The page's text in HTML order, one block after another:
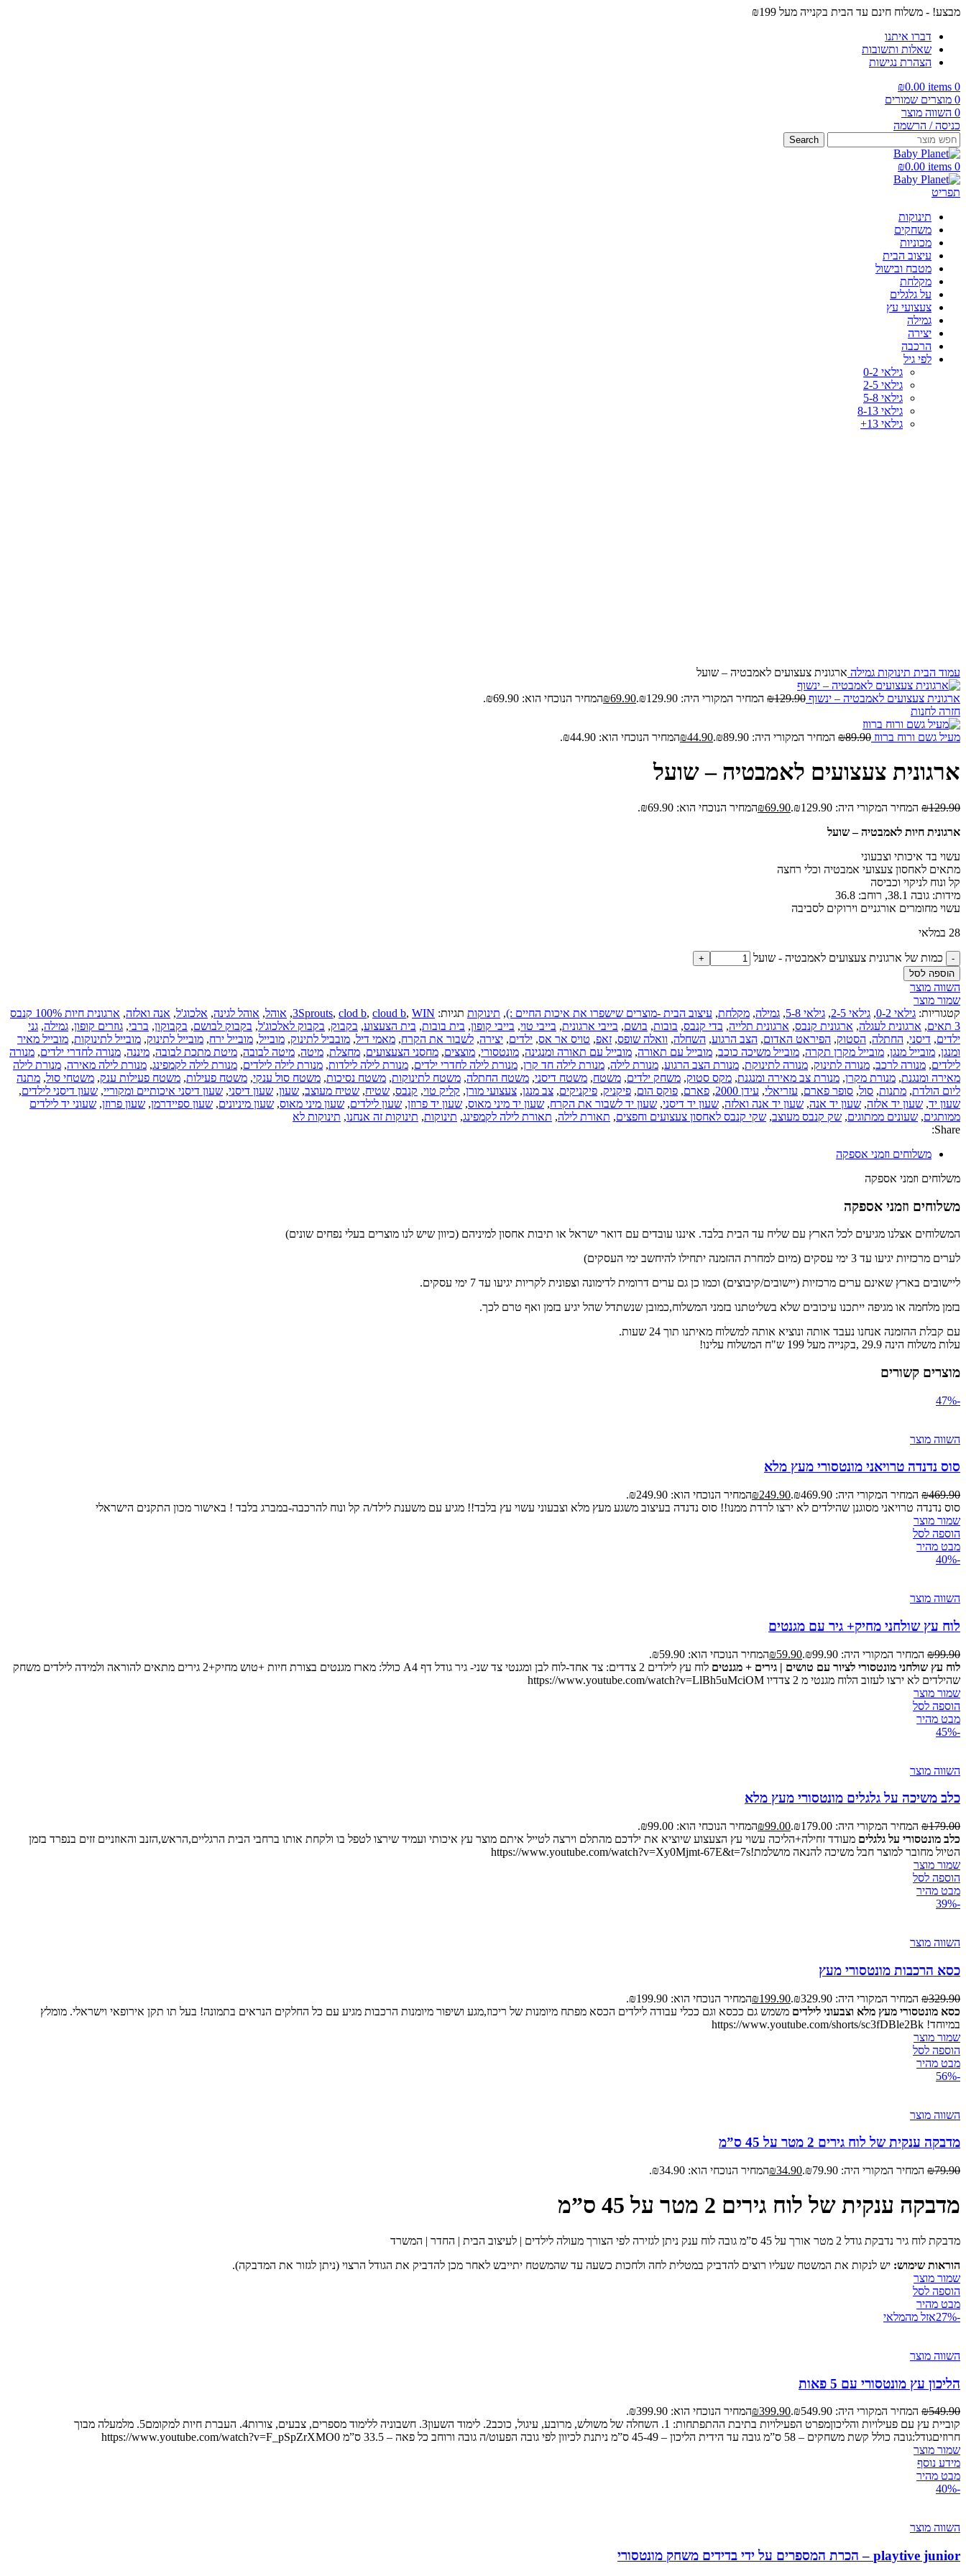
מבצע! - משלוח חינם עד הבית בקנייה מעל ₪199
דברו איתנו
שאלות ותשובות
הצהרת נגישות
0
items
₪0.00
0 מוצרים שמורים
0 השווה מוצר
כניסה / הרשמה
Search
0
items
₪0.00
תפריט
תינוקות
משחקים
מכוניות
עיצוב הבית
מטבח ובישול
מקלחת
על גלגלים
צעצועי עץ
גמילה
יצירה
הרכבה
לפי גיל
גילאי 0-2
גילאי 2-5
גילאי 5-8
גילאי 8-13
גילאי 13+
עמוד הבית תינוקות גמילה ארגונית צעצועים לאמבטיה – שועל
ארגונית צעצועים לאמבטיה – ינשוף ₪129.90 המחיר המקורי היה: ₪129.90. ₪69.90
המחיר הנוכחי הוא: ₪69.90.
חזרה לחנות
מעיל גשם ורוח ברווז ₪89.90 המחיר המקורי היה: ₪89.90. ₪44.90 המחיר הנוכחי הוא: ₪44.90.
ארגונית צעצועים לאמבטיה – שועל
₪129.90 המחיר המקורי היה: ₪129.90. ₪69.90
המחיר הנוכחי הוא: ₪69.90.
ארגונית חיות לאמבטיה – שועל
עשוי בד איכותי וצבעוני
מתאים לאחסון צעצועי אמבטיה וכלי רחצה
קל ונוח לניקוי וכביסה
מידות: גובה 38.1, רוחב: 36.8
עשוי מחומרים אורגניים וירוקים לסביבה
28 במלאי
כמות של ארגונית צעצועים לאמבטיה - שועל
הוספה לסל
השווה מוצר
שמור מוצר
קטגוריות: גילאי 0-2 , גילאי 2-5 , גילאי 5-8 , גמילה, מקלחת, עיצוב הבית -מוצרים שישפרו את איכות החיים :), תינוקות תגיות: 3Sprouts, clod b, cloud b, WIN
, אוהל, אוהל לגינה, אלכוג'ל, אנה ואלזה,
ארגונית חיות 100% קנבס
3 תאים
, ארגונית לעגלה, ארגונית קנבס, ארגונית תלייה, בדי קנבס, בובות, בושם, בייבי ארגונית, בייבי טוי, בייבי קופון, בית בובות, בית הצעצוע, בקבוק, בקבוק לאלכוג'ל, בקבוק לבושם, בקבוקון, ברבי, גוזרים קופון, גמילה, גני
ילדים, דיסני, החתלה, הסטוק, הפיראט האדום, הצב הרגוע, השחלה, וואלה שופס, זאפ, טויס אר אס, ילדים, יצירה, לשבור את הקרח, מאמי דיל, מובביל לתינוק, מובייל, מובייל ירח, מובייל לתינוק, מובייל לתינוקות, מובייל מאיר
ומנגן, מובייל מנגן, מובייל מקרן תקרה, מובייל משיכה כוכב, מובייל עם תאורה, מובייל עם תאורה ומנגינה, מונטסורי, מוצצים, מחסני הצעצועים, מחצלת, מיטה, מיטה לבובה, מיטת מתכת לבובה, מיננה, מנורה לחדרי ילדים, מנורה
לילדים, מנורה לרכב, מנורה לתינוק, מנורה לתינוקת, מנורת הצב הרגוע, מנורת לילה, מנורת לילה חד קרן, מנורת לילה לחדרי ילדים, מנורת לילה לילדות, מנורת לילה לילדים, מנורת לילה לקמפינג, מנורת לילה מאירה, מנורת לילה
מאירה ומנגנת, מנורת מקרן, מנורת צב מאירה ומנגנת, מקס סטוק, משחק ילדים, משטח, משטח דיסני, משטח החתלה, משטח לתינוקות, משטח נסיכות, משטח סול ענקי, משטח פעילות, משטח פעילות ענק, משטחי סול, מתנה
ליום הולדת, מתנות, סול, סופר פארם, עזריאלי, עידן 2000 , פארם, פוקס הום, פיקניק, פיקניקים, צב מנגן, צעצועי מורן, קליק טוי, קנבס, שטיח, שטיח מעוצב, שעון, שעון דיסני, שעון דיסני איכותיים ומקוריי, שעון דיסני לילדים,
שעון יד, שעון יד אלזה, שעון יד אנה, שעון יד אנה ואלזה, שעון יד דיסני, שעון יד לשבור את הקרח, שעון יד מיני מאוס, שעון יד פרוזן, שעון לילדים, שעון מיני מאוס, שעון מיניונים, שעון ספיידרמן, שעון פרוזן, שעוני יד לילדים
ממותגים, שעונים ממתוגים, שק קנבס מעוצב, שקי קנבס לאחסון צעצועים וחפצים, תאורת לילה, תאורת לילה לקמפינג, תינוקות, תינוקות זה אנחנו, תינוקות לא
Share:
משלוחים וזמני אספקה
משלוחים וזמני אספקה
משלוחים וזמני אספקה
המשלוחים אצלנו מגיעים לכל הארץ עם שליח עד הבית בלבד. איננו עובדים עם דואר ישראל או תיבות אחסון למיניהם (כיוון שיש לנו מוצרים בעלי נפחים שונים)
לערים מרכזיות יגיעו עד 3 ימי עסקים (מיום למחרת ההזמנה יתחילו להיחשב ימי העסקים)
ליישובים בארץ שאינם ערים מרכזיות (יישובים/קיבוצים) וכמו כן גם ערים דרומית לדימונה וצפונית לקריות יגיעו עד 7 ימי עסקים.
בזמן מלחמה או מגיפה ייתכנו עיכובים שלא בשליטתנו בזמני המשלוח,כמובן שנשתדל שהל יגיע בזמן ואף טרם לכך.
עם קבלת ההזמנה אנחנו נעבד אותה ונוציא אותה למשלוח מאיתנו תוך 24 שעות.
עלות משלוח הינה 29.9 ,בקנייה מעל 199 ש"ח המשלוח עלינו!
מוצרים קשורים
-47%
השווה מוצר
סוס נדנדה טרויאני מונטסורי מעץ מלא
₪469.90 המחיר המקורי היה: ₪469.90. ₪249.90
המחיר הנוכחי הוא: ₪249.90.
סוס נדנדה טרויאני מסוגנן שהילדים לא ירצו לרדת ממנו!! סוס נדנדה בעיצוב משגע מעץ מלא וצבעוני עשוי עץ בלבד!! מגיע עם משענת לילד/ה קל ונוח להרכבה-במברג בלבד ! באישור מכון התקנים הישראלי
שמור מוצר
הוספה לסל
מבט מהיר
-40%
השווה מוצר
לוח עץ שולחני מחיק+ גיר עם מגנטים
₪99.90 המחיר המקורי היה: ₪99.90. ₪59.90
המחיר הנוכחי הוא: ₪59.90.
לוח עץ שולחני מונטסורי לציור עם טושים | גירים + מגנטים
לוח עץ לילדים 2 צדדים: צד אחד-לוח לבן ומגנטי צד שני- גיר גודל דף A4 כולל: מארז מגנטים בצורת חיות +טוש מחיק+2 גירים מתאים להוראה ולמידה לילדים משחק
שהילדים לא ירצו לעזוב הלוח מגנטי מ 2 צדדיו https://www.youtube.com/watch?v=LlBh5uMciOM
שמור מוצר
הוספה לסל
מבט מהיר
-45%
השווה מוצר
כלב משיכה על גלגלים מונטסורי מעץ מלא
₪179.00 המחיר המקורי היה: ₪179.00. ₪99.00
המחיר הנוכחי הוא: ₪99.00.
כלב מונטסורי על גלגלים מעודד זחילה+הליכה עשוי עץ הצעצוע שיוציא את ילדכם מהתלם וירצה לטייל איתם מוצר עץ איכותי ועמיד שירצו לטפל בו ולקחת אותו ברחבי הבית הרגליים,הראש,הזנב והאוזניים זזים בנפרד בזמן
הטיול מחובר למוצר חבל משיכה להנאה מושלמת!https://www.youtube.com/watch?v=Xy0Mjmt-67E&t=7s
שמור מוצר
הוספה לסל
מבט מהיר
-39%
השווה מוצר
כסא הרכבות מונטסורי מעץ
₪329.90 המחיר המקורי היה: ₪329.90. ₪199.90
המחיר הנוכחי הוא: ₪199.90.
כסא מונטסורי מעץ מלא וצבעוני לילדים משמש גם ככסא וגם ככלי עבודה לילדים הכסא מפתח מיומנות של ריכוז,מגע ושיפור מיומנות הרכבות מגיע עם כל החלקים הנראים בתמונה! בעל תו תקן אירופאי וישראלי. מומלץ
במיוחד! https://www.youtube.com/shorts/sc3fDBle2Bk
שמור מוצר
הוספה לסל
מבט מהיר
-56%
השווה מוצר
מדבקה ענקית של לוח גירים 2 מטר על 45 ס”מ
₪79.90 המחיר המקורי היה: ₪79.90. ₪34.90 המחיר הנוכחי הוא: ₪34.90.
מדבקה ענקית של לוח גירים 2 מטר על 45 ס”מ
מדבקת לוח גיר נדבקת גודל 2 מטר אורך על 45 ס”מ גובה לוח ענק ניתן לגזירה לפי הצורך מעולה לילדים | לעיצוב הבית | החדר | המשרד
הוראות שימוש: יש לנקות את המשטח שעליו רוצים להדביק במטלית לחה ולחכות כשעה עד שהמשטח יתייבש לאחר מכן להדביק את הגודל הרצוי (ניתן לגזור את המדבקה).
שמור מוצר
הוספה לסל
מבט מהיר
-27%
אזל מהמלאי
השווה מוצר
הליכון עץ מונטסורי עם 5 פאות
₪549.90 המחיר המקורי היה: ₪549.90. ₪399.90
המחיר הנוכחי הוא: ₪399.90.
קוביית עץ עם פעילויות והליכוןמפרט הפעילויות בתיבת ההתפתחות: 1. השחלה של משולש, מרובע, עיגול, כוכב2. לימוד השעון3. חשבוניה ללימוד מספרים, צבעים, צורות4. העברת חיות למקומם5. מלמעלה מבוך
חרוזיםגודל:גובה כולל קשת משחקים – 58 ס”מ גובה עד הידית הליכון – 45-49 ס”מ ניתנת לכיוון לפי גובה הפעוט/ה גובה ורוחב כל פאה – 33.5 ס”מ https://www.youtube.com/watch?v=F_pSpZrXMO0
שמור מוצר
מידע נוסף
מבט מהיר
-40%
השווה מוצר
playtive junior – הכרת המספרים על ידי בדידים משחק מונטסורי